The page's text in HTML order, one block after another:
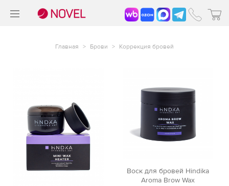
Главная > Брови > Коррекция бровей
Воск для бровей Hindika
Aroma Brow Wax